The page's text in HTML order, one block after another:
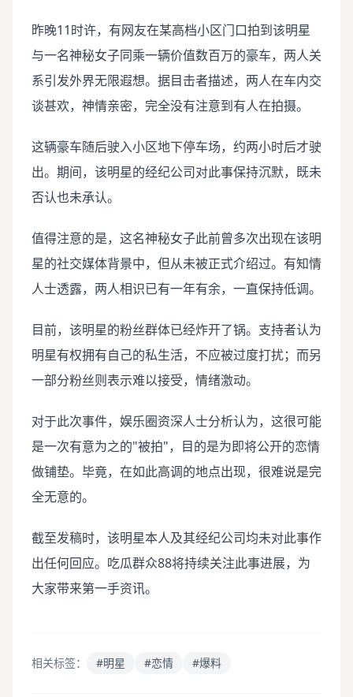
昨晚11时许，有网友在某高档小区门口拍到该明星
与一名神秘女子同乘一辆价值数百万的豪车，两人关
系引发外界无限遐想。据目击者描述，两人在车内交
谈甚欢，神情亲密，完全没有注意到有人在拍摄。
这辆豪车随后驶入小区地下停车场，约两小时后才驶
出。期间，该明星的经纪公司对此事保持沉默，既未
否认也未承认。
值得注意的是，这名神秘女子此前曾多次出现在该明
星的社交媒体背景中，但从未被正式介绍过。有知情
人士透露，两人相识已有一年有余，一直保持低调。
目前，该明星的粉丝群体已经炸开了锅。支持者认为
明星有权拥有自己的私生活，不应被过度打扰；而另
一部分粉丝则表示难以接受，情绪激动。
对于此次事件，娱乐圈资深人士分析认为，这很可能
是一次有意为之的"被拍"，目的是为即将公开的恋情
做铺垫。毕竟，在如此高调的地点出现，很难说是完
全无意的。
截至发稿时，该明星本人及其经纪公司均未对此事作
出任何回应。吃瓜群众88将持续关注此事进展，为
大家带来第一手资讯。
相关标签： #明星 #恋情 #爆料